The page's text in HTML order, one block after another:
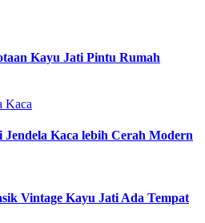
Kayu Jati Pintu Rumah
Kaca lebih Cerah Modern
Vintage Kayu Jati Ada Tempat